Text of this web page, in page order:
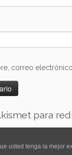
correo
para
usted tenga la mejor